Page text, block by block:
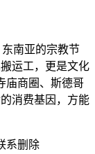
南亚的宗教节
运工，更是文化
庙商圈、斯德哥
消费基因，方能
系删除